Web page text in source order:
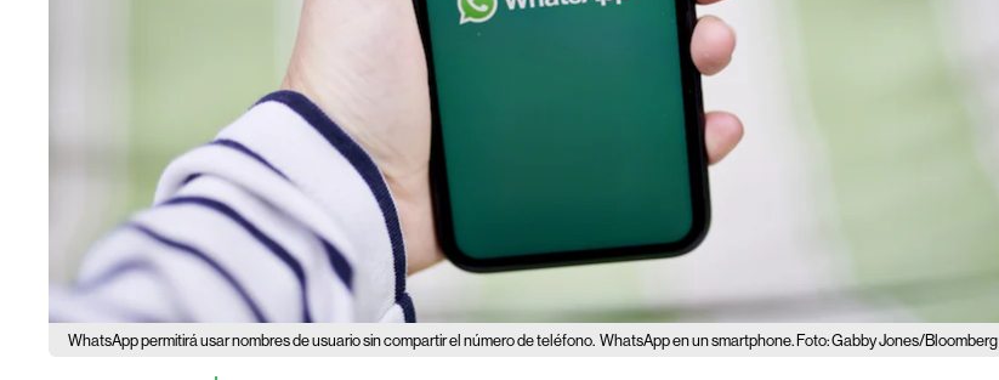
WhatsApp permitirá usar nombres de usuario sin compartir el número de teléfono. WhatsApp en un smartphone. Foto: Gabby Jones/Bloomberg